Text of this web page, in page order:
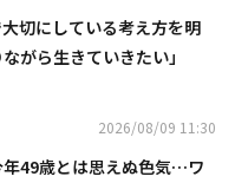
切にしている考え方を明
がら生きていきたい」
2026/08/09 11:30
49歳とは思えぬ色気…ワ